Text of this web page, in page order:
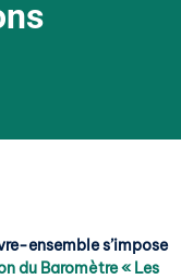
ensemble s’impose
du Baromètre « Les